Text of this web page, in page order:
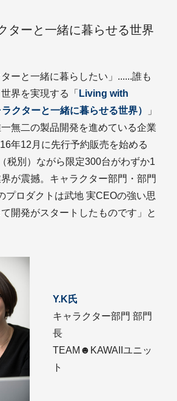
ターと一緒に暮らせる世界
ターと一緒に暮らしたい」......誰も
界を実現する「 Living with
クターと一緒に暮らせる世界）
」
無二の製品開発を進めている企業
年12月に先行予約販売を始める
税別）ながら限定300台がわずか1
が震撼。キャラクター部門・部門
プロダクトは武地 実CEOの強い思
開発がスタートしたものです」と
Y.K氏
キャラクター部門 部門
長
TEAM☻KAWAIIユニッ
ト